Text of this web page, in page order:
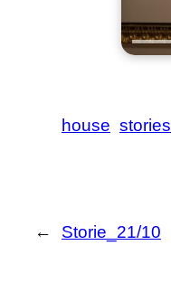
house stories
← Storie_21/10